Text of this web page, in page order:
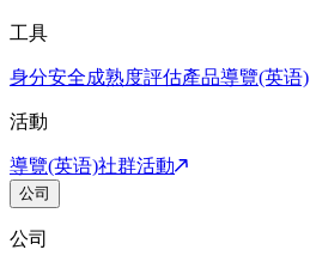
工具
身分安全成熟度評估產品導覽(英语)
活動
導覽(英语)社群活動
公司
公司